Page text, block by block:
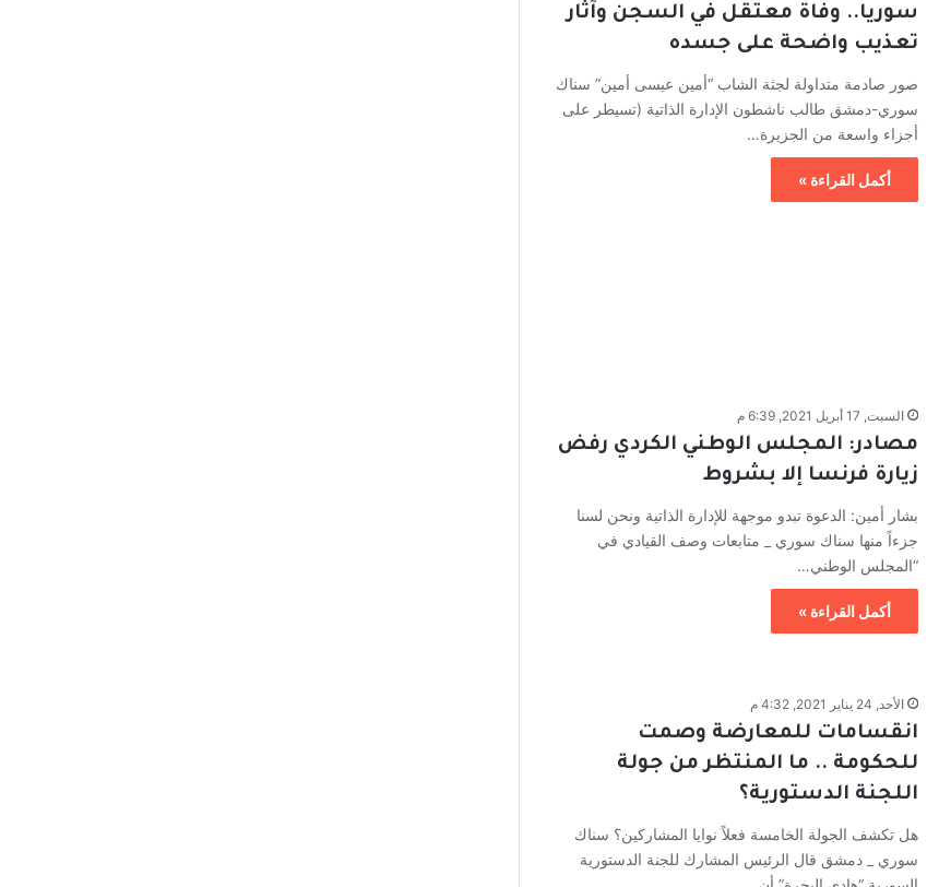
سوريا.. وفاة معتقل في السجن وآثار
تعذيب واضحة على جسده
صور صادمة متداولة لجثة الشاب “أمين عيسى أمين” سناك
سوري-دمشق طالب ناشطون الإدارة الذاتية (تسيطر على
أجزاء واسعة من الجزيرة…
أكمل القراءة »
السبت, 17 أبريل 2021, 6:39 م
مصادر: المجلس الوطني الكردي رفض
زيارة فرنسا إلا بشروط
بشار أمين: الدعوة تبدو موجهة للإدارة الذاتية ونحن لسنا
جزءاً منها سناك سوري _ متابعات وصف القيادي في
“المجلس الوطني…
أكمل القراءة »
الأحد, 24 يناير 2021, 4:32 م
انقسامات للمعارضة وصمت
للحكومة .. ما المنتظر من جولة
اللجنة الدستورية؟
هل تكشف الجولة الخامسة فعلاً نوايا المشاركين؟ سناك
سوري _ دمشق قال الرئيس المشارك للجنة الدستورية